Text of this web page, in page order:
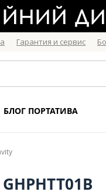
Гарантия и сервис
БЛОГ ПОРТАТИВА